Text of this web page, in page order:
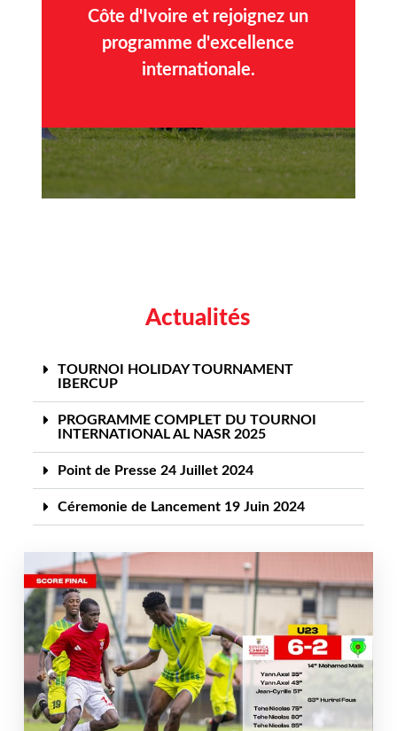
Côte d'Ivoire et rejoignez un
programme d'excellence
internationale.
Actualités
TOURNOI HOLIDAY TOURNAMENT
IBERCUP
PROGRAMME COMPLET DU TOURNOI
INTERNATIONAL AL NASR 2025
Point de Presse 24 Juillet 2024
Céremonie de Lancement 19 Juin 2024